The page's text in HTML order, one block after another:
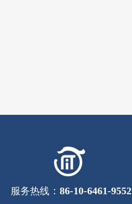
服务热线： 86-10-6461-9552